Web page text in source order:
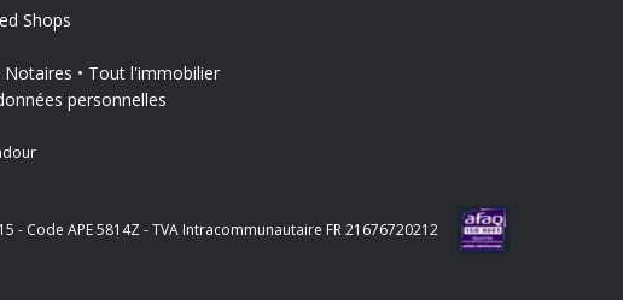
Shops
Notaires
Tout l'immobilier
personnelles
- Code APE 5814Z - TVA Intracommunautaire FR 21676720212